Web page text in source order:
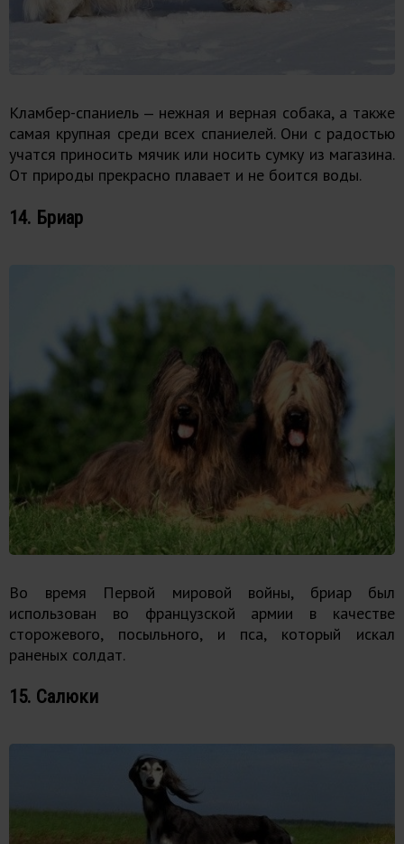
Кламбер-спаниель ‒ нежная и верная собака, а также
самая крупная среди всех спаниелей. Они с радостью
учатся приносить мячик или носить сумку из магазина.
От природы прекрасно плавает и не боится воды.
14. Бриар
Во время Первой мировой войны, бриар был
использован во французской армии в качестве
сторожевого, посыльного, и пса, который искал
раненых солдат.
15. Салюки